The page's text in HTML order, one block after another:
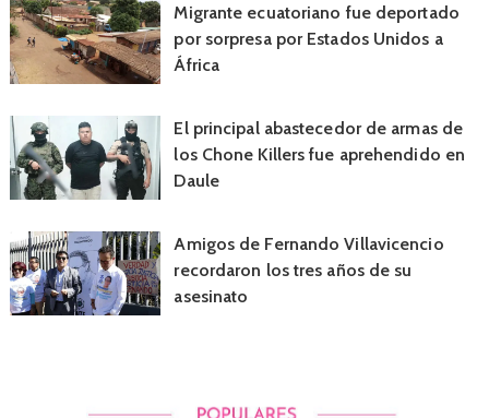
Migrante ecuatoriano fue deportado
por sorpresa por Estados Unidos a
África
El principal abastecedor de armas de
los Chone Killers fue aprehendido en
Daule
Amigos de Fernando Villavicencio
recordaron los tres años de su
asesinato